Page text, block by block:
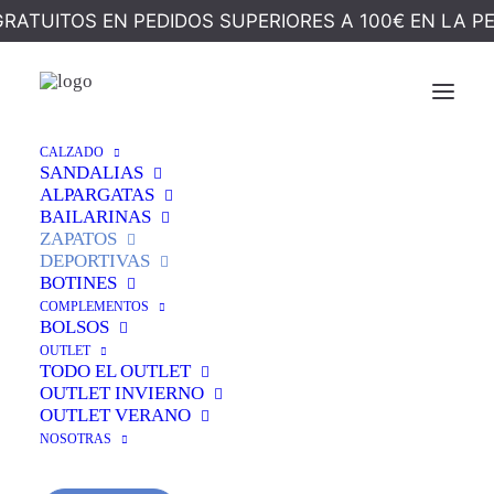
EN PEDIDOS SUPERIORES A 100€ EN LA
CALZADO
SANDALIAS
ALPARGATAS
BAILARINAS
ZAPATOS
DEPORTIVAS
BOTINES
COMPLEMENTOS
BOLSOS
OUTLET
TODO EL OUTLET
OUTLET INVIERNO
OUTLET VERANO
NOSOTRAS
Inicio Calzado
DEPORTIVA PESO PLUMA KAKI
DEPORTIVA PESO
PLUMA KAKI
55,00
precio
original
Estezapato deportivo de mujer ultraligero
caminar. Su diseño